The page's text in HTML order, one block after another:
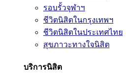
รอบรั้วจุฬาฯ
ชีวิตนิสิตในกรุงเทพฯ
ชีวิตนิสิตในประเทศไทย
สุขภาวะทางใจนิสิต
บริการนิสิต